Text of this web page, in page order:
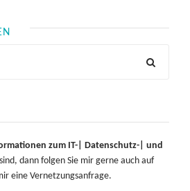
zum IT-| Datenschutz-| und
dann folgen Sie mir gerne auch auf
eine Vernetzungsanfrage.